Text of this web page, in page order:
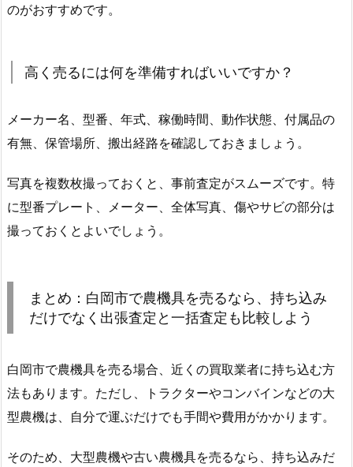
のがおすすめです。
高く売るには何を準備すればいいですか？
メーカー名、型番、年式、稼働時間、動作状態、付属品の
有無、保管場所、搬出経路を確認しておきましょう。
写真を複数枚撮っておくと、事前査定がスムーズです。特
に型番プレート、メーター、全体写真、傷やサビの部分は
撮っておくとよいでしょう。
まとめ：白岡市で農機具を売るなら、持ち込み
だけでなく出張査定と一括査定も比較しよう
白岡市で農機具を売る場合、近くの買取業者に持ち込む方
法もあります。ただし、トラクターやコンバインなどの大
型農機は、自分で運ぶだけでも手間や費用がかかります。
そのため、大型農機や古い農機具を売るなら、持ち込みだ